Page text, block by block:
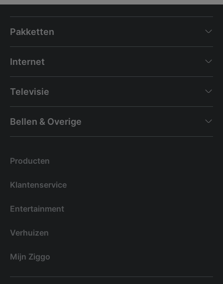
Pakketten
Internet
Televisie
Bellen & Overige
Producten
Klantenservice
Entertainment
Verhuizen
Mijn Ziggo